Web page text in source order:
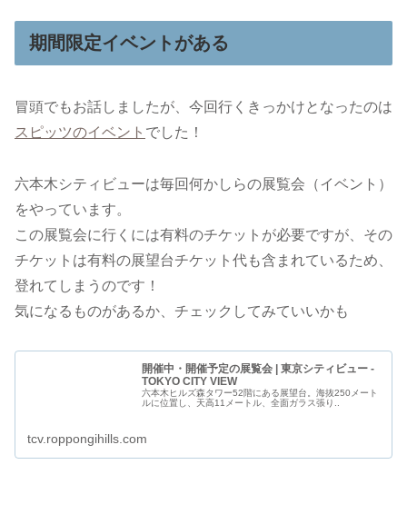
期間限定イベントがある
冒頭でもお話しましたが、今回行くきっかけとなったのは
スピッツのイベント でした！
六本木シティビューは毎回何かしらの展覧会（イベント）
をやっています。
この展覧会に行くには有料のチケットが必要ですが、その
チケットは有料の展望台チケット代も含まれているため、
登れてしまうのです！
気になるものがあるか、チェックしてみていいかも
開催中・開催予定の展覧会 | 東京シティビュー -
TOKYO CITY VIEW
六本木ヒルズ森タワー52階にある展望台。海抜250メート
ルに位置し、天高11メートル、全面ガラス張り..
tcv.roppongihills.com